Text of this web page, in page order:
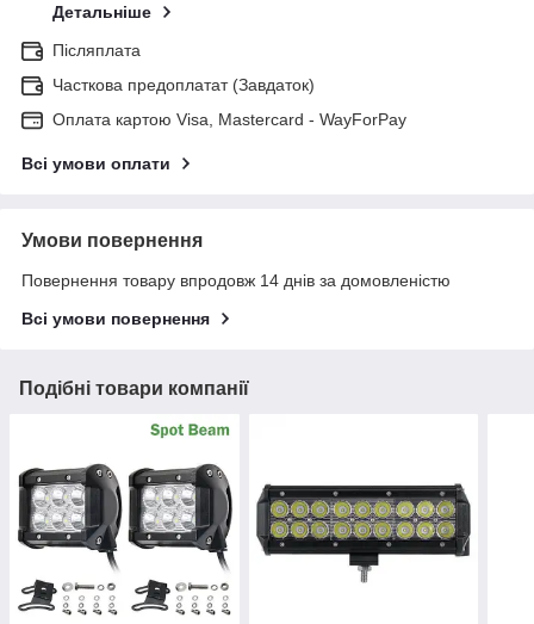
Детальніше
Післяплата
Часткова предоплатат (Завдаток)
Оплата картою Visa, Mastercard - WayForPay
Всі умови оплати
Умови повернення
Повернення товару впродовж 14 днів за домовленістю
Всі умови повернення
Подібні товари компанії